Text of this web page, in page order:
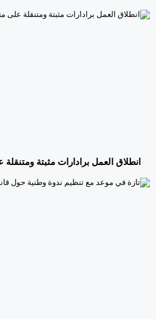
انطلاق العمل برادارات مثبتة